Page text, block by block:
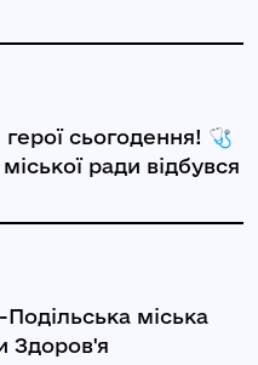
сьогодення! 🩺
ради відбувся
міська
Здоров'я